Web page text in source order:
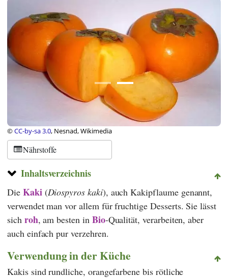
©CC-by-sa 3.0, Nesnad, Wikimedia
Nährstoffe
Inhaltsverzeichnis
Die Kaki (Diospyros kaki), auch Kakipflaume genannt,
verwendet man vor allem für fruchtige Desserts. Sie lässt
sich roh, am besten in Bio-Qualität, verarbeiten, aber
auch einfach pur verzehren.
Verwendung in der Küche
Kakis sind rundliche, orangefarbene bis rötliche